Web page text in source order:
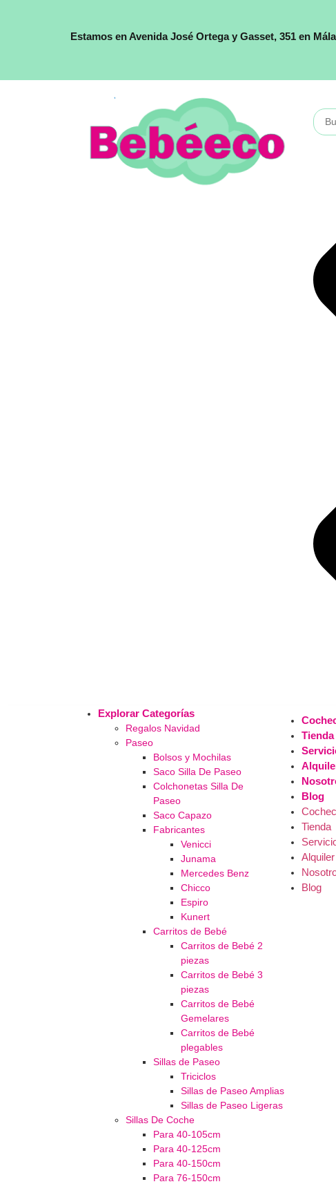
Estamos en Avenida José Ortega y Gasset, 351 en
Explorar Categorías
Regalos Navidad
Paseo
Bolsos y Mochilas
Saco Silla De Paseo
Colchonetas Silla De
Paseo
Saco Capazo
Fabricantes
Venicci
Junama
Mercedes Benz
Chicco
Espiro
Kunert
Carritos de Bebé
Carritos de Bebé 2
piezas
Carritos de Bebé 3
piezas
Carritos de Bebé
Gemelares
Carritos de Bebé
plegables
Sillas de Paseo
Triciclos
Sillas de Paseo Amplias
Sillas de Paseo Ligeras
Sillas De Coche
Para 40-105cm
Para 40-125cm
Para 40-150cm
Para 76-150cm
Tienda
Blog
Tienda
Alquiler
Blog